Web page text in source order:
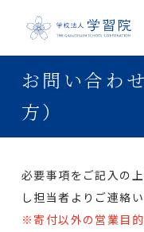
お問い合わ
方）
必要事項をご記入の
し担当者よりご連絡い
※寄付以外の営業目